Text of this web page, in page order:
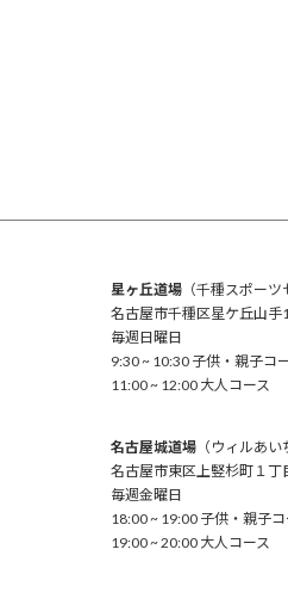
星ヶ丘道場（千種スポーツ
名古屋市千種区星ケ丘山手
毎週日曜日
9:30 ~ 10:30 子供・親子コ
11:00 ~ 12:00 大人コース
名古屋城道場（ウィルあい
名古屋市東区上竪杉町１丁
毎週金曜日
18:00 ~ 19:00 子供・親子コ
19:00 ~ 20:00 大人コース